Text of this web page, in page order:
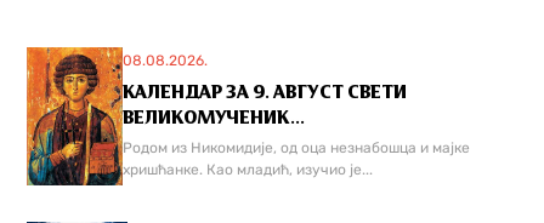
08.08.2026.
КАЛЕНДАР ЗА 9. АВГУСТ СВЕТИ
ВЕЛИКОМУЧЕНИК...
Родом из Никомидије, од оца незнабошца и мајке
хришћанке. Као младић, изучио је...